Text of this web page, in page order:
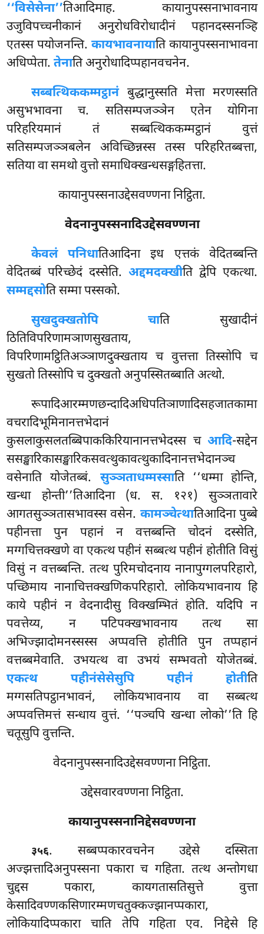
‘‘विसेसेना’’तिआदिमाह. कायानुपस्सनाभावनाय
उजुविपच्चनीकानं अनुरोधविरोधादीनं पहानदस्सनञ्हि
एतस्स पयोजनन्ति. कायभावनायातिकायानुपस्सनाभावना
अधिप्पेता.तेनाति अनुरोधादिप्पहानवचनेन.
सब्बत्थिककम्मट्ठानंबुद्धानुस्सति मेत्ता मरणस्सति
असुभभावना च. सतिसम्पजञ्ञेन एतेन योगिना
परिहरियमानं तं सब्बत्थिककम्मट्ठानं वुत्तं
सतिसम्पजञ्ञबलेन अविच्छिन्नस्स तस्स परिहरितब्बत्ता,
सतिया वा समथो वुत्तो समाधिक्खन्धसङ्गहितत्ता.
कायानुपस्सनाउद्देसवण्णना निट्ठिता.
वेदनानुपस्सनादिउद्देसवण्णना
केवलं पनिधातिआदिना इध एत्तकं वेदितब्बन्ति
वेदितब्बं परिच्छेदं दस्सेति. अद्दमदक्खीति द्वेपि एकत्था.
सम्मद्दसोति सम्मा पस्सको.
सुखदुक्खतोपि चाति सुखादीनं
ठितिविपरिणामञाणसुखताय,
विपरिणामट्ठितिअञ्ञाणदुक्खताय च वुत्तत्ता तिस्सोपि च
सुखतो तिस्सोपि च दुक्खतो अनुपस्सितब्बाति अत्थो.
रूपादिआरम्मणछन्दादिअधिपतिञाणादिसहजातकामा
वचरादिभूमिनानत्तभेदानं
कुसलाकुसलतब्बिपाककिरियानानत्तभेदस्स च आदि-सद्देन
ससङ्खारिकासङ्खारिकसवत्थुकावत्थुकादिनानत्तभेदानञ्च
वसेनाति योजेतब्बं. सुञ्ञताधम्मस्साति ‘‘धम्मा होन्ति,
खन्धा होन्ती’’तिआदिना (ध. स. १२१) सुञ्ञतावारे
आगतसुञ्ञतासभावस्स वसेन. कामञ्चेत्थातिआदिना पुब्बे
पहीनत्ता पुन पहानं न वत्तब्बन्ति चोदनं दस्सेति,
मग्गचित्तक्खणे वा एकत्थ पहीनं सब्बत्थ पहीनं होतीति विसुं
विसुं न वत्तब्बन्ति. तत्थ पुरिमचोदनाय नानापुग्गलपरिहारो,
पच्छिमाय नानाचित्तक्खणिकपरिहारो. लोकियभावनाय हि
काये पहीनं न वेदनादीसु विक्खम्भितं होति. यदिपि न
पवत्तेय्य, न पटिपक्खभावनायतत्थ सा
अभिज्झादोमनस्सस्स अप्पवत्ति होतीति पुन तप्पहानं
वत्तब्बमेवाति. उभयत्थ वा उभयं सम्भवतो योजेतब्बं.
एकत्थ पहीनंसेसेसुपि पहीनं होतीति
मग्गसतिपट्ठानभावनं, लोकियभावनाय वा सब्बत्थ
अप्पवत्तिमत्तं सन्धाय वुत्तं. ‘‘पञ्चपि खन्धा लोको’’ति हि
चतूसुपि वुत्तन्ति.
वेदनानुपस्सनादिउद्देसवण्णना निट्ठिता.
उद्देसवारवण्णना निट्ठिता.
कायानुपस्सनानिद्देसवण्णना
३५६. सब्बप्पकारवचनेन उद्देसे दस्सिता
अज्झत्तादिअनुपस्सना पकारा च गहिता. तत्थ अन्तोगधा
चुद्दस पकारा, कायगतासतिसुत्ते वुत्ता
केसादिवण्णकसिणारम्मणचतुक्कज्झानप्पकारा,
लोकियादिप्पकारा चाति तेपि गहिता एव. निद्देसे हि